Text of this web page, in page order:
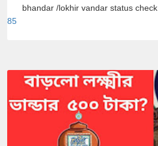
bhandar /lokhir vandar status
85